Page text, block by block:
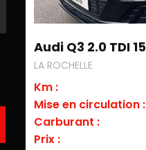
Audi Q3 2.0 TDI
LA ROCHELLE
Km :
Mise en circulation :
Carburant :
Prix :